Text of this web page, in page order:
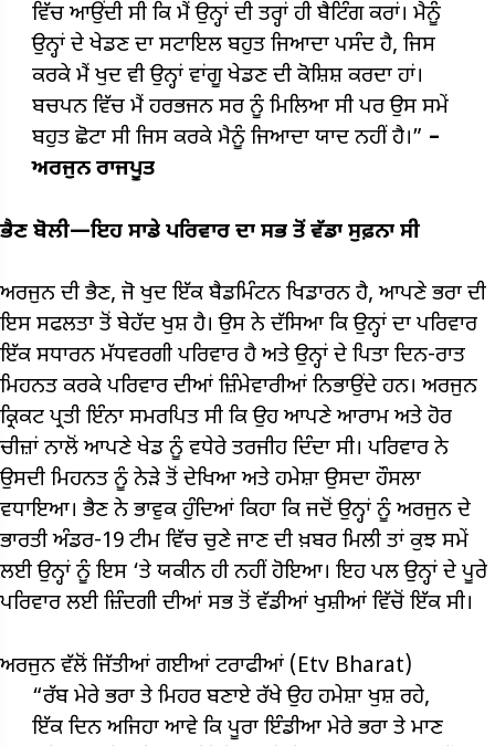
ਵਿੱਚ ਆਉਂਦੀ ਸੀ ਕਿ ਮੈਂ ਉਨ੍ਹਾਂ ਦੀ ਤਰ੍ਹਾਂ ਹੀ ਬੈਟਿੰਗ ਕਰਾਂ। ਮੈਨੂੰ
ਉਨ੍ਹਾਂ ਦੇ ਖੇਡਣ ਦਾ ਸਟਾਇਲ ਬਹੁਤ ਜਿਆਦਾ ਪਸੰਦ ਹੈ, ਜਿਸ
ਕਰਕੇ ਮੈਂ ਖੁਦ ਵੀ ਉਨ੍ਹਾਂ ਵਾਂਗੂ ਖੇਡਣ ਦੀ ਕੋਸ਼ਿਸ਼ ਕਰਦਾ ਹਾਂ।
ਬਚਪਨ ਵਿੱਚ ਮੈਂ ਹਰਭਜਨ ਸਰ ਨੂੰ ਮਿਲਿਆ ਸੀ ਪਰ ਉਸ ਸਮੇਂ
ਬਹੁਤ ਛੋਟਾ ਸੀ ਜਿਸ ਕਰਕੇ ਮੈਨੂੰ ਜਿਆਦਾ ਯਾਦ ਨਹੀਂ ਹੈ।” –
ਅਰਜੁਨ ਰਾਜਪੂਤ
ਭੈਣ ਬੋਲੀ—ਇਹ ਸਾਡੇ ਪਰਿਵਾਰ ਦਾ ਸਭ ਤੋਂ ਵੱਡਾ ਸੁਫ਼ਨਾ ਸੀ
ਅਰਜੁਨ ਦੀ ਭੈਣ, ਜੋ ਖੁਦ ਇੱਕ ਬੈਡਮਿੰਟਨ ਖਿਡਾਰਨ ਹੈ, ਆਪਣੇ ਭਰਾ ਦੀ
ਇਸ ਸਫਲਤਾ ਤੋਂ ਬੇਹੱਦ ਖੁਸ਼ ਹੈ। ਉਸ ਨੇ ਦੱਸਿਆ ਕਿ ਉਨ੍ਹਾਂ ਦਾ ਪਰਿਵਾਰ
ਇੱਕ ਸਧਾਰਨ ਮੱਧਵਰਗੀ ਪਰਿਵਾਰ ਹੈ ਅਤੇ ਉਨ੍ਹਾਂ ਦੇ ਪਿਤਾ ਦਿਨ-ਰਾਤ
ਮਿਹਨਤ ਕਰਕੇ ਪਰਿਵਾਰ ਦੀਆਂ ਜ਼ਿੰਮੇਵਾਰੀਆਂ ਨਿਭਾਉਂਦੇ ਹਨ। ਅਰਜੁਨ
ਕ੍ਰਿਕਟ ਪ੍ਰਤੀ ਇੰਨਾ ਸਮਰਪਿਤ ਸੀ ਕਿ ਉਹ ਆਪਣੇ ਆਰਾਮ ਅਤੇ ਹੋਰ
ਚੀਜ਼ਾਂ ਨਾਲੋਂ ਆਪਣੇ ਖੇਡ ਨੂੰ ਵਧੇਰੇ ਤਰਜੀਹ ਦਿੰਦਾ ਸੀ। ਪਰਿਵਾਰ ਨੇ
ਉਸਦੀ ਮਿਹਨਤ ਨੂੰ ਨੇੜੇ ਤੋਂ ਦੇਖਿਆ ਅਤੇ ਹਮੇਸ਼ਾ ਉਸਦਾ ਹੌਸਲਾ
ਵਧਾਇਆ। ਭੈਣ ਨੇ ਭਾਵੁਕ ਹੁੰਦਿਆਂ ਕਿਹਾ ਕਿ ਜਦੋਂ ਉਨ੍ਹਾਂ ਨੂੰ ਅਰਜੁਨ ਦੇ
ਭਾਰਤੀ ਅੰਡਰ-19 ਟੀਮ ਵਿੱਚ ਚੁਣੇ ਜਾਣ ਦੀ ਖ਼ਬਰ ਮਿਲੀ ਤਾਂ ਕੁਝ ਸਮੇਂ
ਲਈ ਉਨ੍ਹਾਂ ਨੂੰ ਇਸ ‘ਤੇ ਯਕੀਨ ਹੀ ਨਹੀਂ ਹੋਇਆ। ਇਹ ਪਲ ਉਨ੍ਹਾਂ ਦੇ ਪੂਰੇ
ਪਰਿਵਾਰ ਲਈ ਜ਼ਿੰਦਗੀ ਦੀਆਂ ਸਭ ਤੋਂ ਵੱਡੀਆਂ ਖੁਸ਼ੀਆਂ ਵਿੱਚੋਂ ਇੱਕ ਸੀ।
ਅਰਜੁਨ ਵੱਲੋਂ ਜਿੱਤੀਆਂ ਗਈਆਂ ਟਰਾਫੀਆਂ (Etv Bharat)
“ਰੱਬ ਮੇਰੇ ਭਰਾ ਤੇ ਮਿਹਰ ਬਣਾਏ ਰੱਖੇ ਉਹ ਹਮੇਸ਼ਾ ਖੁਸ਼ ਰਹੇ,
ਇੱਕ ਦਿਨ ਅਜਿਹਾ ਆਵੇ ਕਿ ਪੂਰਾ ਇੰਡੀਆ ਮੇਰੇ ਭਰਾ ਤੇ ਮਾਣ